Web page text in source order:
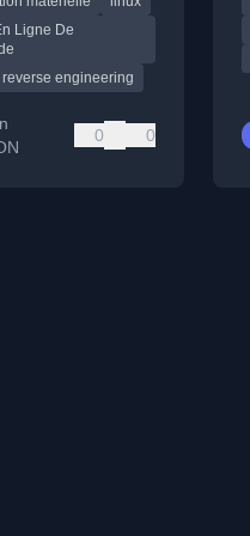
Ligne De
reverse engineering
0 0